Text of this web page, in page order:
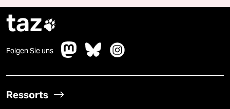
taz
Folgen Sie uns
Ressorts